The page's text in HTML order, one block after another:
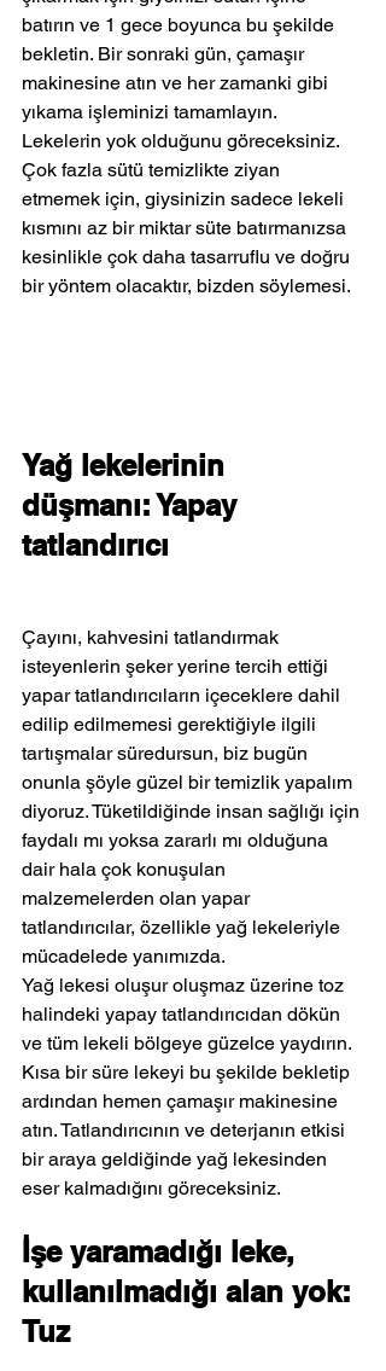
batırın ve 1 gece boyunca bu şekilde
bekletin. Bir sonraki gün, çamaşır
makinesine atın ve her zamanki gibi
yıkama işleminizi tamamlayın.
Lekelerin yok olduğunu göreceksiniz.
Çok fazla sütü temizlikte ziyan
etmemek için, giysinizin sadece lekeli
kısmını az bir miktar süte batırmanızsa
kesinlikle çok daha tasarruflu ve doğru
bir yöntem olacaktır, bizden söylemesi.
Yağ lekelerinin
düşmanı: Yapay
tatlandırıcı
Çayını, kahvesini tatlandırmak
isteyenlerin şeker yerine tercih ettiği
yapar tatlandırıcıların içeceklere dahil
edilip edilmemesi gerektiğiyle ilgili
tartışmalar süredursun, biz bugün
onunla şöyle güzel bir temizlik yapalım
diyoruz. Tüketildiğinde insan sağlığı için
faydalı mı yoksa zararlı mı olduğuna
dair hala çok konuşulan
malzemelerden olan yapar
tatlandırıcılar, özellikle yağ lekeleriyle
mücadelede yanımızda.
Yağ lekesi oluşur oluşmaz üzerine toz
halindeki yapay tatlandırıcıdan dökün
ve tüm lekeli bölgeye güzelce yaydırın.
Kısa bir süre lekeyi bu şekilde bekletip
ardından hemen çamaşır makinesine
atın. Tatlandırıcının ve deterjanın etkisi
bir araya geldiğinde yağ lekesinden
eser kalmadığını göreceksiniz.
İşe yaramadığı leke,
kullanılmadığı alan yok:
Tuz